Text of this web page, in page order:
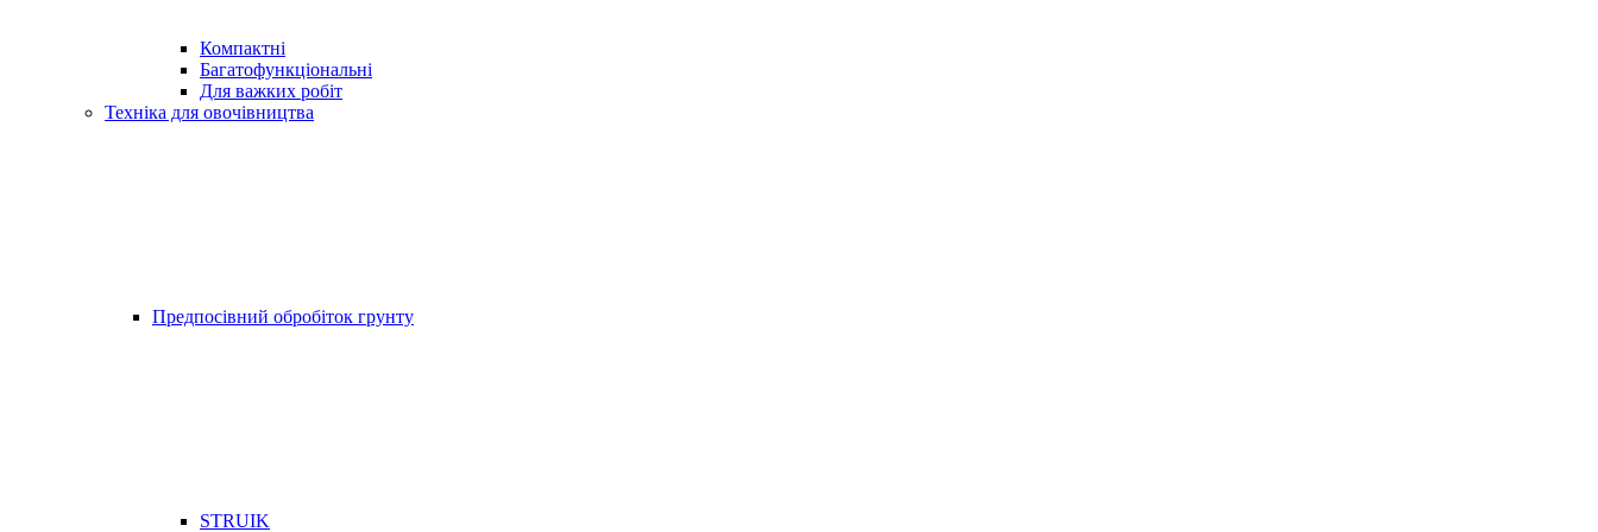
Компактні
Багатофункціональні
Для важких робіт
Техніка для овочівництва
Предпосівний обробіток грунту
STRUIK